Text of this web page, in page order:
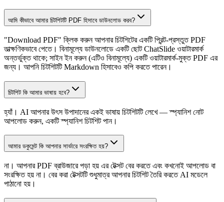
আমি কীভাবে আমার চিটশিটটি PDF হিসাবে ডাউনলোড করব?
"Download PDF" ক্লিক করুন আপনার চিটশিটের একটি প্রিন্ট-প্রস্তুত PDF
তাত্ক্ষণিকভাবে পেতে। বিনামূল্যে ডাউনলোডে একটি ছোট ChatSlide ওয়াটারমার্ক
অন্তর্ভুক্ত থাকে; সাইন ইন করুন (এটিও বিনামূল্যে) একটি ওয়াটারমার্ক-মুক্ত PDF এর
জন্য। আপনি চিটশিটটি Markdown হিসাবেও কপি করতে পারেন।
চিটশিট কি আমার ভাষায় হবে?
হ্যাঁ। AI আপনার উৎস উপাদানের একই ভাষায় চিটশিটটি লেখে — স্প্যানিশ নোট
আপলোড করুন, একটি স্প্যানিশ চিটশিট পান।
আমার ডকুমেন্ট কি আপনার সার্ভারে সংরক্ষিত হয়?
না। আপনার PDF ব্রাউজারে পড়া হয় এর টেক্সট বের করতে এবং কখনোই আপলোড বা
সংরক্ষিত হয় না। বের করা টেক্সটটি শুধুমাত্র আপনার চিটশিট তৈরি করতে AI মডেলে
পাঠানো হয়।